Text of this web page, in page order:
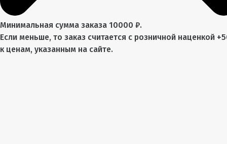
Минимальная сумма заказа 10000 ₽.
Если меньше, то заказ считается с розничной наценкой
к ценам, указанным на сайте.